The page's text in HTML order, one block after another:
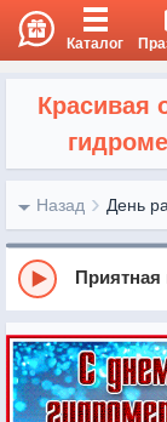
Каталог
Красивая
Назад